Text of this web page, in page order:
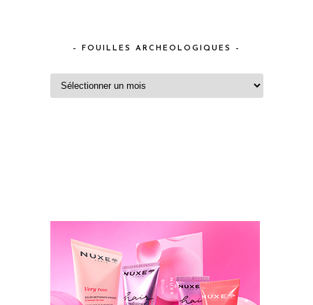
– FOUILLES ARCHEOLOGIQUES –